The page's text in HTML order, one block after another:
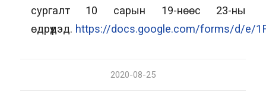
сургалт 10 сарын 19-нөөс 23-ны
өдрүүдэд. https://docs.google.com/forms/d/e/
2020-08-25